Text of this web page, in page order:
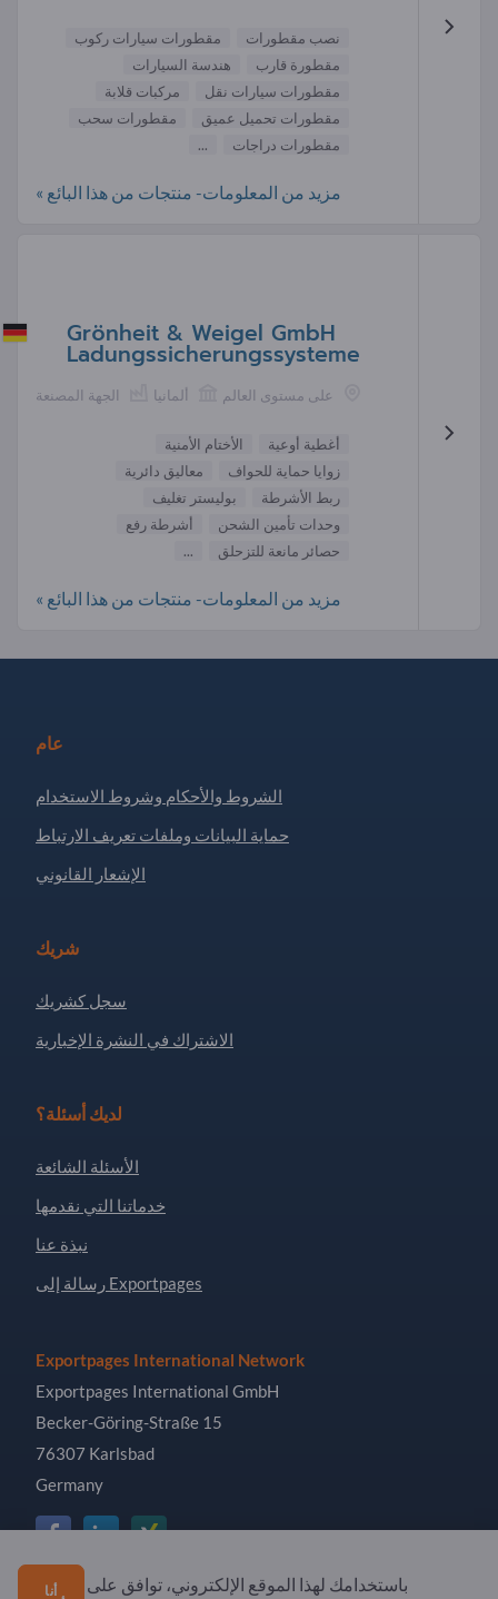
نصب مقطورات
مقطورات سيارات ركوب
مقطورة قارب
هندسة السيارات
مقطورات سيارات نقل
مركبات قلابة
مقطورات تحميل عميق
مقطورات سحب
مقطورات دراجات
...
مزيد من المعلومات- منتجات من هذا البائع »
Grönheit & Weigel GmbH
Ladungssicherungssysteme
الجهة المصنعة ألمانيا على مستوى العالم
أغطية أوعية
الأختام الأمنية
زوايا حماية للحواف
معاليق دائرية
ربط الأشرطة
بوليستر تغليف
وحدات تأمين الشحن
أشرطة رفع
حصائر مانعة للتزحلق
...
مزيد من المعلومات- منتجات من هذا البائع »
عام
الشروط والأحكام وشروط الاستخدام
حماية البيانات وملفات تعريف الارتباط
الإشعار القانوني
شريك
سجل كشريك
الاشتراك في النشرة الإخبارية
لديك أسئلة؟
الأسئلة الشائعة
خدماتنا التي نقدمها
نبذة عنا
رسالة إلى Exportpages
Exportpages International Network
Exportpages International GmbH
Becker-Göring-Straße 15
76307 Karlsbad
Germany
باستخدامك لهذا الموقع الإلكتروني، توافق على أنا